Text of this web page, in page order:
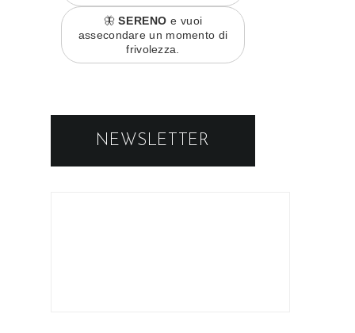
🦋SERENO e vuoi
assecondare un momento di
frivolezza.
NEWSLETTER